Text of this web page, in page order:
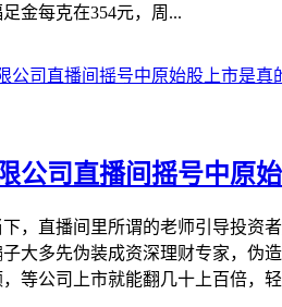
金每克在354元，周...
公司直播间摇号中原
，直播间里所谓的老师引导投资
大多先伪装成资深理财专家，伪
等公司上市就能翻几十上百倍，